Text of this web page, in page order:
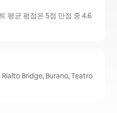
평균 평점은 5점 만점 중 4.6
Bridge, Burano, Teatro